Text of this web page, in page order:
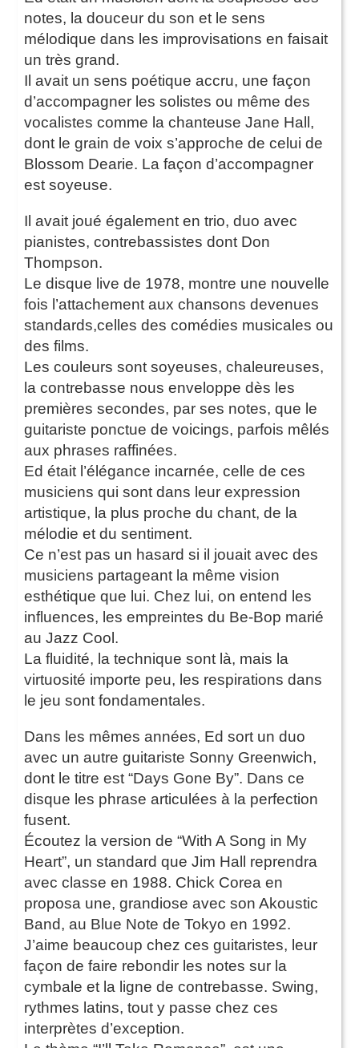
notes, la douceur du son et le sens
mélodique dans les improvisations en faisait
un très grand.
Il avait un sens poétique accru, une façon
d’accompagner les solistes ou même des
vocalistes comme la chanteuse Jane Hall,
dont le grain de voix s’approche de celui de
Blossom Dearie. La façon d’accompagner
est soyeuse.
Il avait joué également en trio, duo avec
pianistes, contrebassistes dont Don
Thompson.
Le disque live de 1978, montre une nouvelle
fois l’attachement aux chansons devenues
standards,celles des comédies musicales ou
des films.
Les couleurs sont soyeuses, chaleureuses,
la contrebasse nous enveloppe dès les
premières secondes, par ses notes, que le
guitariste ponctue de voicings, parfois mêlés
aux phrases raffinées.
Ed était l’élégance incarnée, celle de ces
musiciens qui sont dans leur expression
artistique, la plus proche du chant, de la
mélodie et du sentiment.
Ce n’est pas un hasard si il jouait avec des
musiciens partageant la même vision
esthétique que lui. Chez lui, on entend les
influences, les empreintes du Be-Bop marié
au Jazz Cool.
La fluidité, la technique sont là, mais la
virtuosité importe peu, les respirations dans
le jeu sont fondamentales.
Dans les mêmes années, Ed sort un duo
avec un autre guitariste Sonny Greenwich,
dont le titre est “Days Gone By”. Dans ce
disque les phrase articulées à la perfection
fusent.
Écoutez la version de “With A Song in My
Heart”, un standard que Jim Hall reprendra
avec classe en 1988. Chick Corea en
proposa une, grandiose avec son Akoustic
Band, au Blue Note de Tokyo en 1992.
J’aime beaucoup chez ces guitaristes, leur
façon de faire rebondir les notes sur la
cymbale et la ligne de contrebasse. Swing,
rythmes latins, tout y passe chez ces
interprètes d’exception.